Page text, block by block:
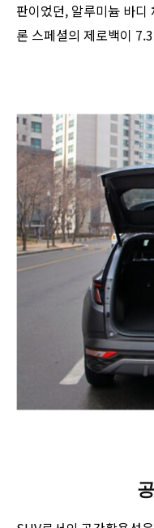
판이었던, 알루미늄 바
론 스페셜의 제로백이